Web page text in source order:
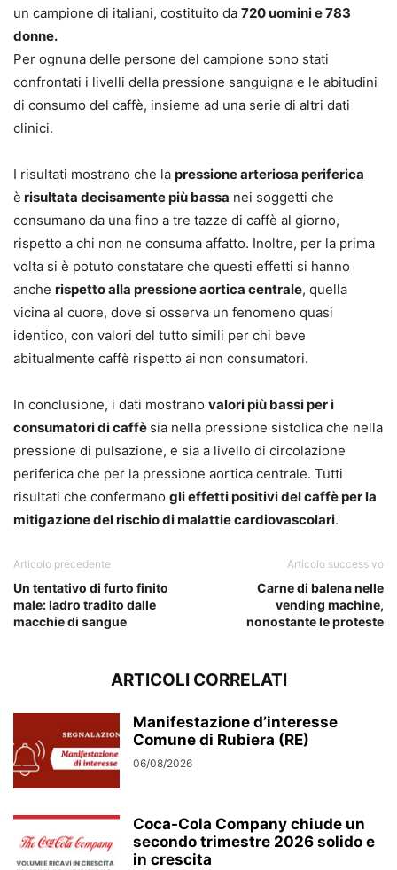
un campione di italiani, costituito da 720 uomini e 783
donne.
Per ognuna delle persone del campione sono stati
confrontati i livelli della pressione sanguigna e le abitudini
di consumo del caffè, insieme ad una serie di altri dati
clinici.
I risultati mostrano che la pressione arteriosa periferica
è risultata decisamente più bassa nei soggetti che
consumano da una fino a tre tazze di caffè al giorno,
rispetto a chi non ne consuma affatto. Inoltre, per la prima
volta si è potuto constatare che questi effetti si hanno
anche rispetto alla pressione aortica centrale, quella
vicina al cuore, dove si osserva un fenomeno quasi
identico, con valori del tutto simili per chi beve
abitualmente caffè rispetto ai non consumatori.
In conclusione, i dati mostrano valori più bassi per i
consumatori di caffè sia nella pressione sistolica che nella
pressione di pulsazione, e sia a livello di circolazione
periferica che per la pressione aortica centrale. Tutti
risultati che confermano gli effetti positivi del caffè per la
mitigazione del rischio di malattie cardiovascolari.
Articolo precedente
Un tentativo di furto finito
male: ladro tradito dalle
macchie di sangue
Articolo successivo
Carne di balena nelle
vending machine,
nonostante le proteste
ARTICOLI CORRELATI
Manifestazione d’interesse
Comune di Rubiera (RE)
06/08/2026
Coca-Cola Company chiude un
secondo trimestre 2026 solido e
in crescita